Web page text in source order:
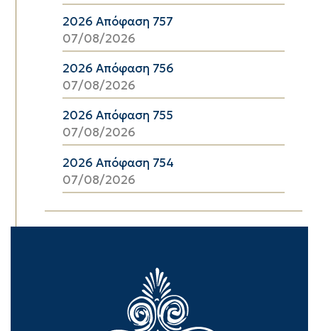
2026 Απόφαση 757
07/08/2026
2026 Απόφαση 756
07/08/2026
2026 Απόφαση 755
07/08/2026
2026 Απόφαση 754
07/08/2026